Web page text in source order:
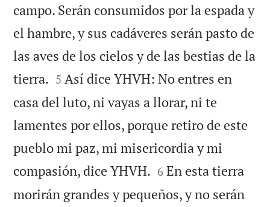
campo. Serán consumidos por la espada y
el hambre, y sus cadáveres serán pasto de
las aves de los cielos y de las bestias de la
tierra. 

5 Así dice YHVH: No entres en
casa del luto, ni vayas a llorar, ni te
lamentes por ellos, porque retiro de este
pueblo mi paz, mi misericordia y mi
compasión, dice YHVH. 

6 En esta tierra
morirán grandes y pequeños, y no serán